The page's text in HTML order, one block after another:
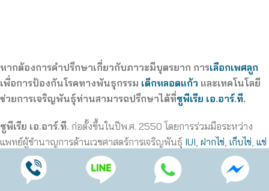
หากต้องการคำปรึกษาเกี่ยวกับภาวะมีบุตรยาก การเลือกเพศลูก
เพื่อการป้องกันโรคทางพันธุกรรม เด็กหลอดแก้ว และเทคโนโลยี
ช่วยการเจริญพันธุ์ท่านสามารถปรึกษาได้ที่ซูพีเรีย เอ.อาร์.ที.
ซูพีเรีย เอ.อาร์.ที. ก่อตั้งขึ้นในปีพ.ศ. 2550 โดยการร่วมมือระหว่าง
แพทย์ผู้ชำนาญการด้านเวชศาสตร์การเจริญพันธุ์ IUI ฝากไข่ เก็บไข่ แช่
แข็งไข่,IVF,
ในประเทศไทยและผู้ให้บริการด้านภาวะเจริญพันธุ์จาก
ประเทศออสเตรเลีย ซูพีเรีย เอ.อาร์.ที. เป็นคลินิกรักษาผู้มีบุตรยากและ